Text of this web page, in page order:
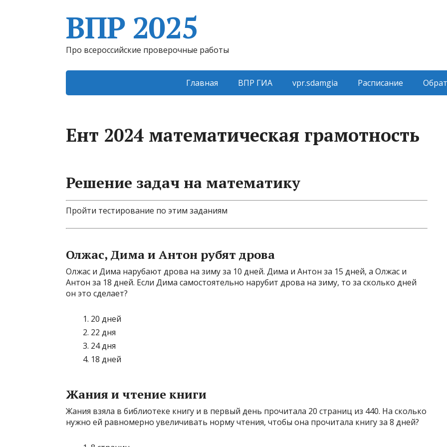
ВПР 2025
Про всероссийские проверочные работы
Главная ВПР ГИА vpr.sdamgia Расписание
Ент 2024 математическая грамотность
Решение задач на математику
Пройти тестирование по этим заданиям
Олжас, Дима и Антон рубят дрова
Олжас и Дима нарубают дрова на зиму за 10 дней. Дима и Антон за 15 дней, а Олжас и
Антон за 18 дней. Если Дима самостоятельно нарубит дрова на зиму, то за сколько дней
он это сделает?
20 дней
22 дня
24 дня
18 дней
Жания и чтение книги
Жания взяла в библиотеке книгу и в первый день прочитала 20 страниц из 440. На сколько
нужно ей равномерно увеличивать норму чтения, чтобы она прочитала книгу за 8 дней?